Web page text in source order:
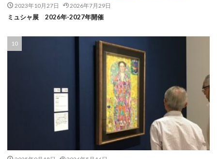
2023年10月27日 2026年7月29日
ミュシャ展 2026年-2027年開催